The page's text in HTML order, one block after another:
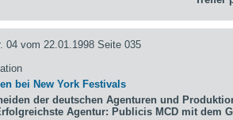
04 vom 22.01.1998 Seite 035
bei New York Festivals
der deutschen Agenturen und
Agentur: Publicis MCD mit dem